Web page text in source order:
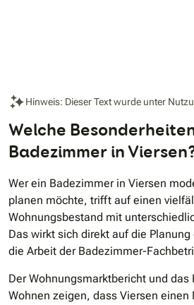
Hinweis: Dieser Text wurde unter
Welche
Badezimmer in
Wer ein Badezimmer in Viersen
planen möchte, trifft auf einen
Wohnungsbestand mit
Das wirkt sich direkt auf die
die Arbeit der Badezimmer-
Der Wohnungsmarktbericht und
Wohnen zeigen, dass Viersen einen